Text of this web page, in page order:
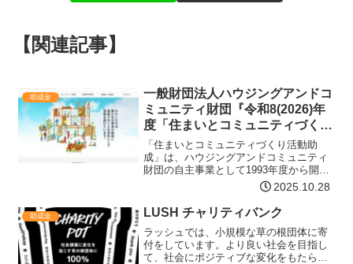
【関連記事】
助成金
一般財団法人ハウジングアンドコ
ミュニティ財団『令和8(2026)年
度「住まいとコミュニティづくり
活動助成」』
「住まいとコミュニティづくり活動助
成」は、ハウジングアンドコミュニティ
財団の自主事業として1993年度から開始
したユニークな助成プログラムで、市民
の自発的な住まいづくりやコミュニティ
の創出、そして、地域づくり活動を一貫
して支援してきました。…【詳細はコチ
ラ】
2025.10.28
助成金 LUSH チャリティバンク
ラッシュでは、小規模な草の根団体に寄
付をしています。より良い社会を目指し
て、社会にポジティブな変化をもたらす